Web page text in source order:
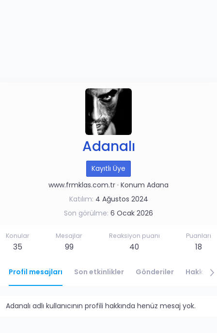
Adanalı
Kayıtlı Üye
www.frmklas.com.tr · Konum Adana
Katılım 4 Ağustos 2024
Son görülme 6 Ocak 2026
Konular
35
Mesajlar
99
Reaksiyon puanı
40
Puanları
18
Profil mesajları Son etkinlikler Gönderiler
Adanalı adlı kullanıcının profili hakkında henüz mesaj yok.